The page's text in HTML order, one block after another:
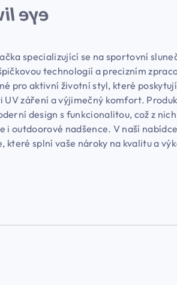
specializující se na sportovní
technologií a precizním
pro aktivní životní styl, které
UV záření a výjimečný komfort.
design s funkcionalitou, což z
i outdoorové nadšence. V naší
které splní vaše nároky na kvalitu a